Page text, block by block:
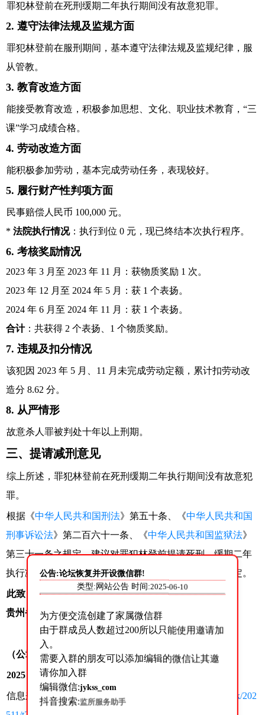
罪犯林登前在死刑缓期二年执行期间没有故意犯罪。
2. 遵守法律法规及监规方面
罪犯林登前在服刑期间，基本遵守法律法规及监规纪律，服
从管教。
3. 教育改造方面
能接受教育改造，积极参加思想、文化、职业技术教育，“三
课”学习成绩合格。
4. 劳动改造方面
能积极参加劳动，基本完成劳动任务，表现较好。
5. 履行财产性判项方面
民事赔偿人民币 100,000 元。
* 法院执行情况：执行到位 0 元，现已终结本次执行程序。
6. 考核奖励情况
2023 年 3 月至 2023 年 11 月：获物质奖励 1 次。
2023 年 12 月至 2024 年 5 月：获 1 个表扬。
2024 年 6 月至 2024 年 11 月：获 1 个表扬。
合计：共获得 2 个表扬、1 个物质奖励。
7. 违规及扣分情况
该犯因 2023 年 5 月、11 月未完成劳动定额，累计扣劳动改
造分 8.62 分。
8. 从严情形
故意杀人罪被判处十年以上刑期。
三、提请减刑意见
综上所述，罪犯林登前在死刑缓期二年执行期间没有故意犯
罪。
根据《中华人民共和国刑法》第五十条、《中华人民共和国
刑事诉讼法》第二百六十一条、《中华人民共和国监狱法》
第三十一条之规定，建议对罪犯林登前提请死刑、缓期二年
执行减为无期徒刑，剥夺政治权利终身不变，特提请裁定。
此致
贵州省高级人民法院
（公章）
2025 年 4 月 29 日
信息来源：http://jyglj.guizhou.gov.cn/ha/zwgk/xxgkml/ywgk/202
公告:论坛恢复并开设微信群!
类型:网站公告 时间:2025-06-10
为方便交流创建了家属微信群
由于群成员人数超过200所以只能使用邀请加
入。
需要入群的朋友可以添加编辑的微信让其邀
请你加入群
编辑微信:jykss_com
抖音搜索:监所服务助手